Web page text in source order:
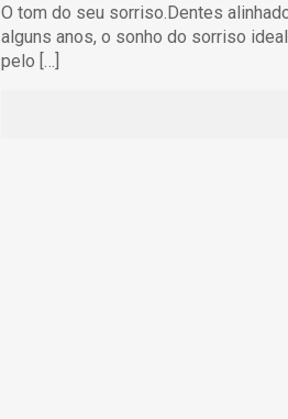
O tom do seu sorriso.Dentes
alguns anos, o sonho do sorriso
pelo […]